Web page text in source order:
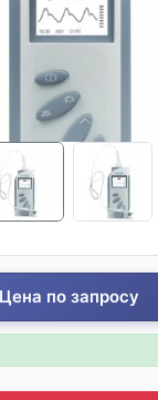
Цена по запросу